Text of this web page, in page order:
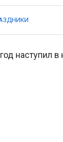
наступил